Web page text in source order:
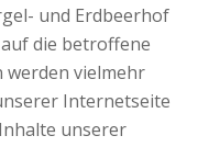
und Erdbeerhof
die betroffene
werden vielmehr
Internetseite
unserer